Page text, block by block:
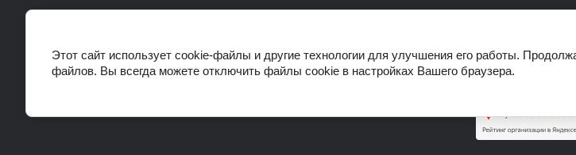
E-mail адрес: *
Имя:
Этот сайт использует cookie-файлы и другие технологии для улучшения его работы.
файлов. Вы всегда можете отключить файлы cookie в настройках Вашего браузера.